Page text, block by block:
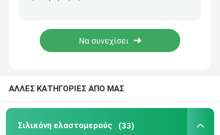
Ειδικό λάστιχο
ΑΛΛΕΣ ΚΑΤΗΓΟΡΙΕΣ ΑΠΟ ΜΑΣ
Σιλικόνη ελαστομερούς (33)